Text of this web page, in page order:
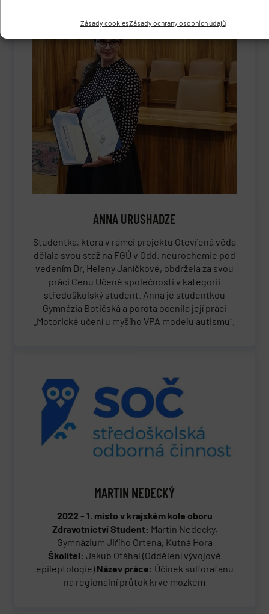
Zásady cookiesZásady ochrany osobních údajů
ANNA URUSHADZE
Studentka, která v rámci projektu Otevřená věda
dělala svou stáž na FGÚ v Odd. neurochemie pod
vedením Dr. Heleny Janíčkové, obdržela za svou
práci Cenu Učené společnosti v kategorii
středoškolský student. Anna je studentkou
Gymnázia Botičská a porota ocenila její práci
„Motorické učení u myšího VPA modelu autismu“.
MARTIN NEDECKÝ
2022 - 1. místo v krajském kole oboru
Zdravotnictví Student: Martin Nedecký,
Gymnázium Jiřího Ortena, Kutná Hora
Školitel: Jakub Otáhal (Oddělení vývojové
epileptologie) Název práce: Účinek sulforafanu
na regionální průtok krve mozkem